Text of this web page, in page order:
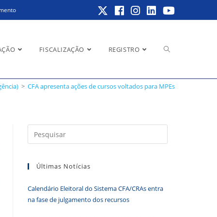
FISCALIZAÇÃO REGISTRO Alternar
do
> CFA apresenta ações de cursos voltados para MPEs
a
Últimas Notícias
Calendário Eleitoral do Sistema CFA/CRAs entra
na fase de julgamento dos recursos